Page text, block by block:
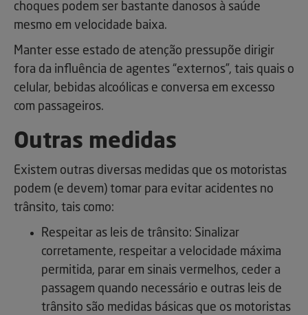
choques podem ser bastante danosos à saúde
mesmo em velocidade baixa.
Manter esse estado de atenção pressupõe dirigir
fora da influência de agentes “externos”, tais quais o
celular, bebidas alcoólicas e conversa em excesso
com passageiros.
Outras medidas
Existem outras diversas medidas que os motoristas
podem (e devem) tomar para evitar acidentes no
trânsito, tais como:
Respeitar as leis de trânsito: Sinalizar
corretamente, respeitar a velocidade máxima
permitida, parar em sinais vermelhos, ceder a
passagem quando necessário e outras leis de
trânsito são medidas básicas que os motoristas